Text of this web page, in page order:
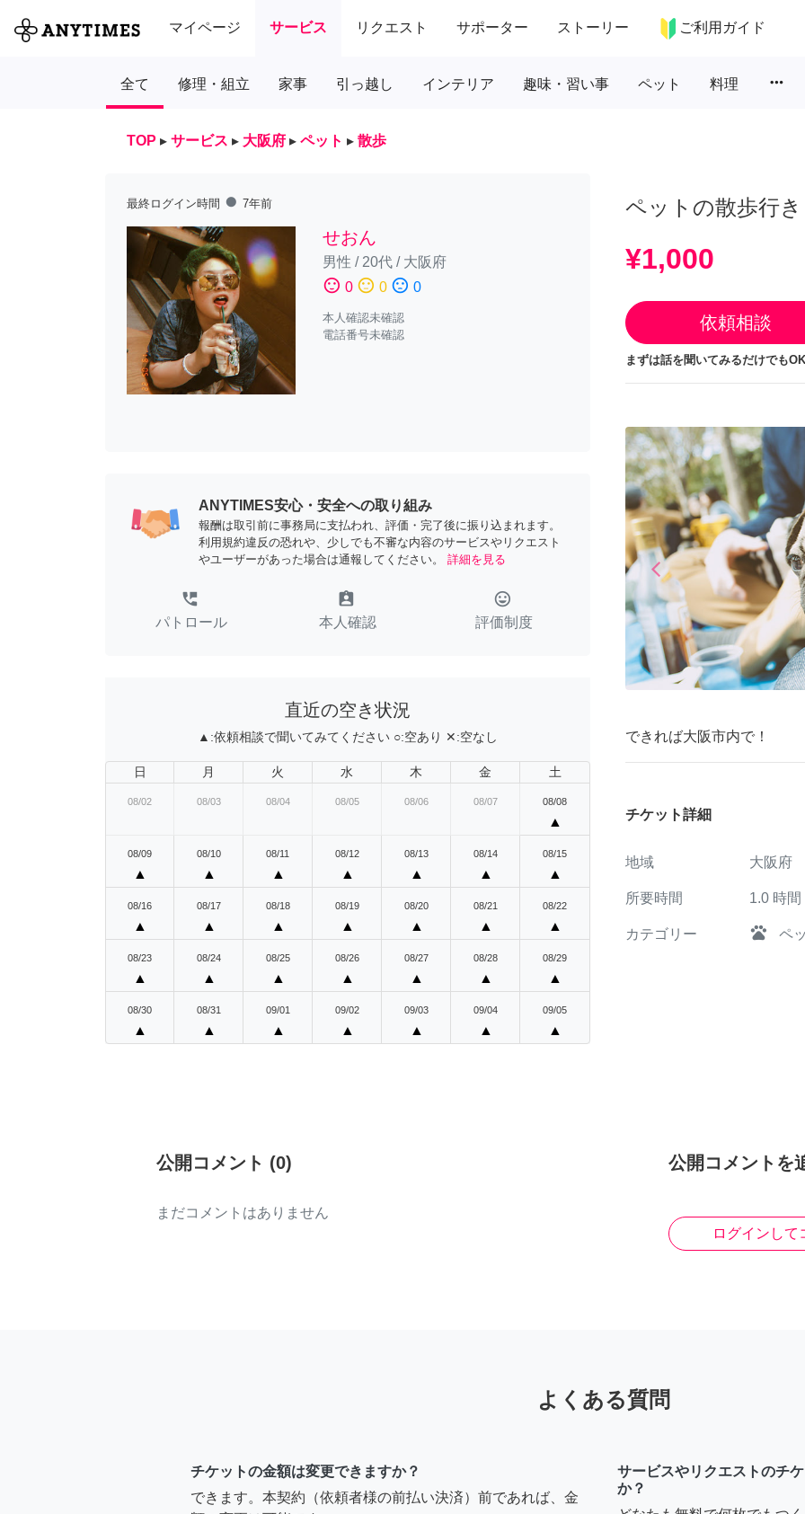
マイページ サービス リクエスト サポーター ストーリー ご利用ガイド
全て 修理・組立 家事 引っ越し インテリア 趣味・習い事 ペット 料理 more_horiz
TOP ▸ サービス ▸ 大阪府 ▸ ペット ▸ 散歩
最終ログイン時間 fiber_manual_record 7年前
せおん
男性 / 20代/ 大阪府
sentiment_satisfied 0 sentiment_neutral 0 sentiment_dissatisfied 0
本人確認未確認
電話番号未確認
ANYTIMES安心・安全への取り組み
報酬は取引前に事務局に支払われ、評価・完了後に振り込まれます。
利用規約違反の恐れや、少しでも不審な内容のサービスやリクエスト
やユーザーがあった場合は通報してください。
詳細を見る
perm_phone_msg
パトロール
assignment_ind
本人確認
tag_faces
評価制度
直近の空き状況
▲:依頼相談で聞いてみてください ○:空あり ✕:空なし
日 月 火 水 木 金 土
08/02 08/03 08/04 08/05 08/06 08/07 08/08
▲
08/09
▲
08/10
▲
08/11
▲
08/12
▲
08/13
▲
08/14
▲
08/15
▲
08/16
▲
08/17
▲
08/18
▲
08/19
▲
08/20
▲
08/21
▲
08/22
▲
08/23
▲
08/24
▲
08/25
▲
08/26
▲
08/27
▲
08/28
▲
08/29
▲
08/30
▲
08/31
▲
09/01
▲
09/02
▲
09/03
▲
09/04
▲
09/05
▲
ペットの散歩行き
¥1,000
依頼相談
まずは話を聞いてみるだけでも
arrow_back_iosPrevious
できれば大阪市内で！
チケット詳細
地域 大阪府
所要時間 1.0 時間
カテゴリー pets ペ
公開コメント (0)
まだコメントはありません
公開コメントを
ログインして
よくある質問
チケットの金額は変更できますか？
できます。本契約（依頼者様の前払い決済）前であれば、金
サービスやリクエストのチ
か？